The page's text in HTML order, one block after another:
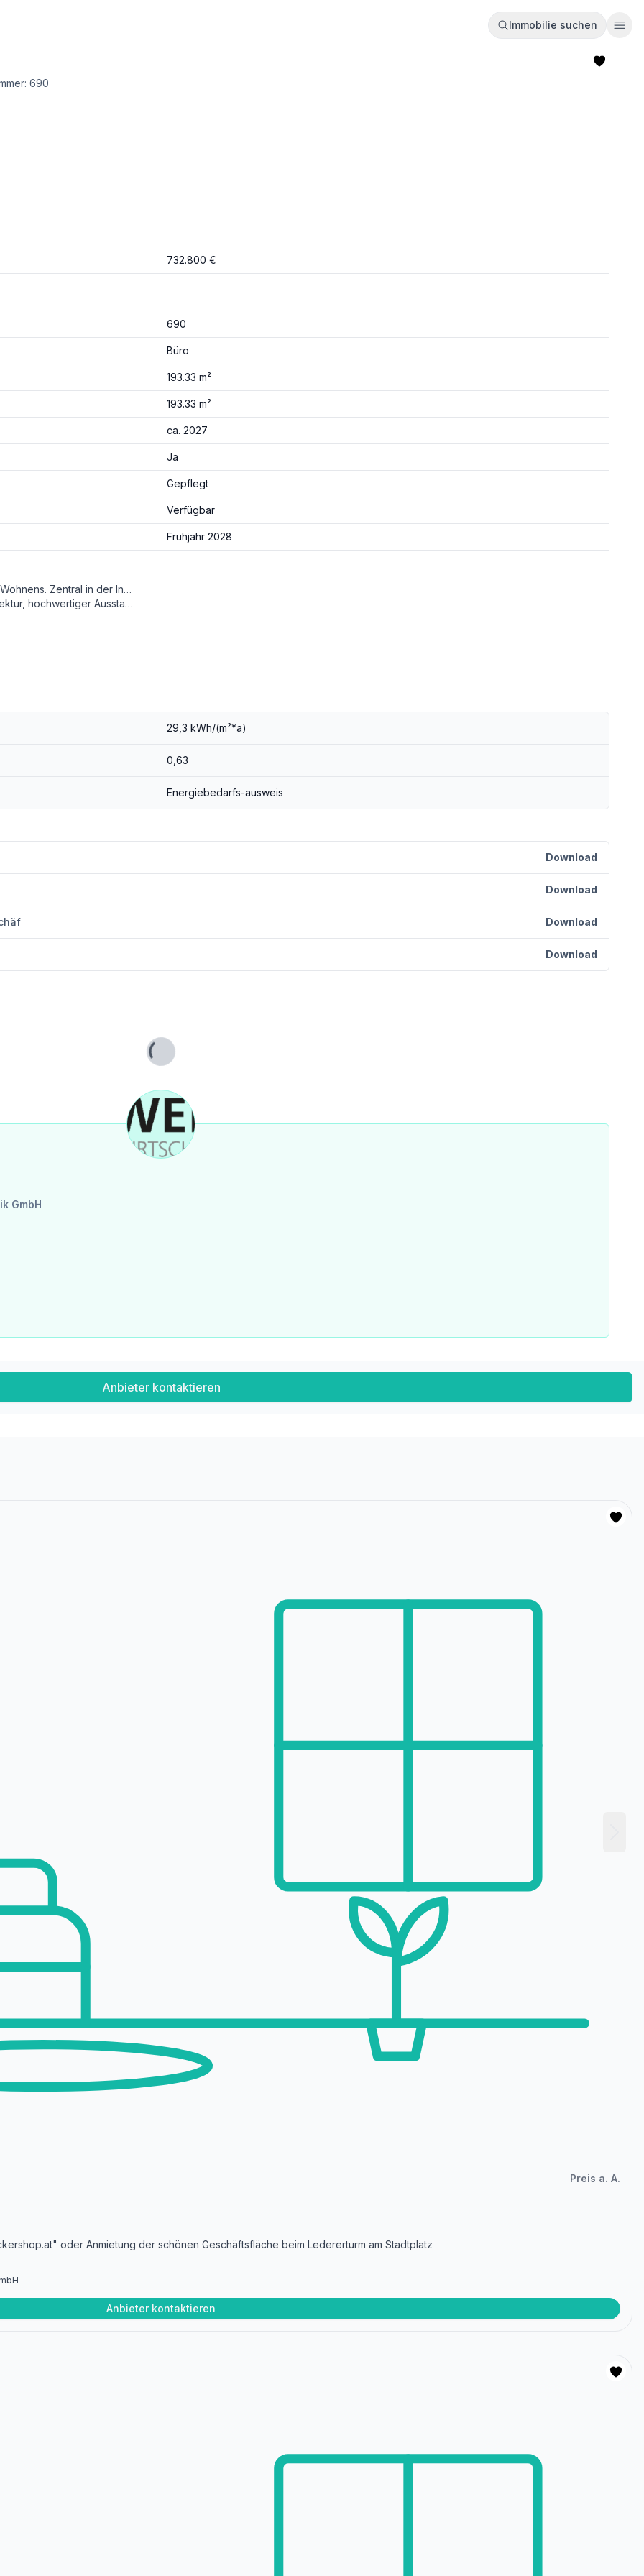
Immobilie suchen
690
732.800 €
690
Büro
193.33 m²
193.33 m²
ca. 2027
Ja
Gepflegt
Verfügbar
Frühjahr 2028
Willkommen bei Frei.Stil in Wels – ein neues Kapitel stilvollen Wohnens. Zentral in der Innenstadt, direkt an der Freiung, entsteht ein außergewöhnliches Projekt mit 31 Eigentumswohnungen und 4 Gewerbeflächen.
und hervorragender Erreichbarkeit.
office@wels.at
29,3 kWh/(m²*a)
0,63
Energiebedarfs-ausweis
Download
Download
Download
Download
Lade...
GmbH
Anbieter kontaktieren
Preis a. A.
oder Anmietung der schönen Geschäftsfläche beim Ledererturm am Stadtplatz
Anbieter kontaktieren